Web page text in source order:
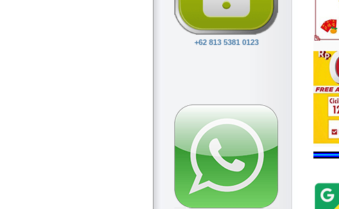
+62 813 5381 0123